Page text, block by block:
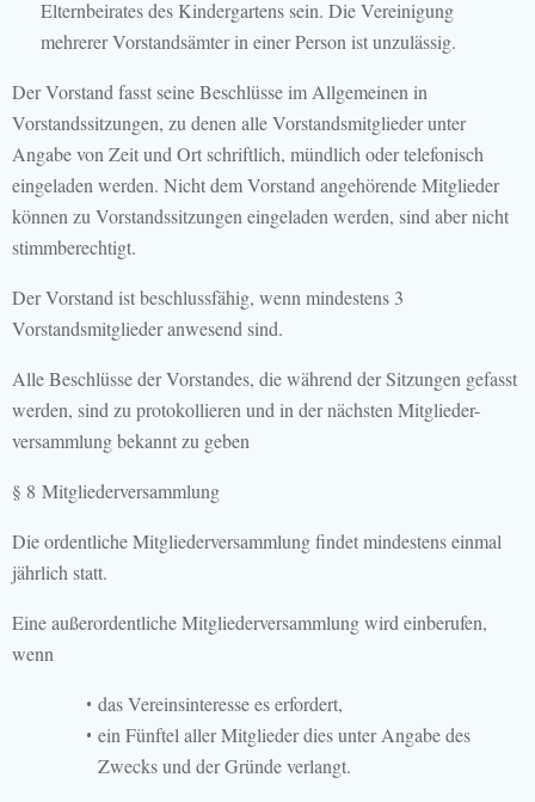
Elternbeirates des Kindergartens sein. Die Vereinigung
mehrerer Vorstandsämter in einer Person ist unzulässig.
Der Vorstand fasst seine Beschlüsse im Allgemeinen in
Vorstandssitzungen, zu denen alle Vorstandsmitglieder unter
Angabe von Zeit und Ort schriftlich, mündlich oder telefonisch
eingeladen werden. Nicht dem Vorstand angehörende Mitglieder
können zu Vorstandssitzungen eingeladen werden, sind aber nicht
stimmberechtigt.
Der Vorstand ist beschlussfähig, wenn mindestens 3
Vorstandsmitglieder anwesend sind.
Alle Beschlüsse der Vorstandes, die während der Sitzungen gefasst
werden, sind zu protokollieren und in der nächsten Mitglieder-
versammlung bekannt zu geben
§ 8 Mitgliederversammlung
Die ordentliche Mitgliederversammlung findet mindestens einmal
jährlich statt.
Eine außerordentliche Mitgliederversammlung wird einberufen,
wenn
das Vereinsinteresse es erfordert,
ein Fünftel aller Mitglieder dies unter Angabe des
Zwecks und der Gründe verlangt.